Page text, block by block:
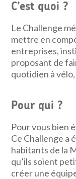
C’est quoi ?
Le Challenge
mettre en
entreprises,
proposant de
quotidien à
Pour qui ?
Pour vous bien
Ce Challenge a
habitants de la
qu’ils soient
créer une